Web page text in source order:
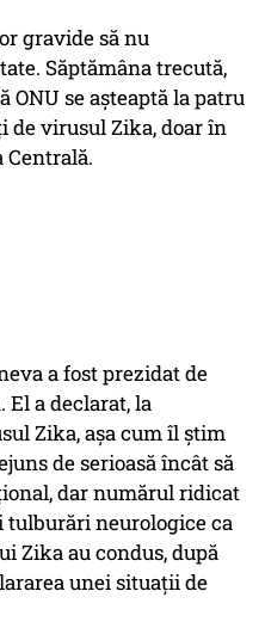
gravide să nu
Săptămâna trecută,
ONU se așteaptă la patru
de virusul Zika, doar în
Centrală.
a fost prezidat de
a declarat, la
Zika, așa cum îl știm
de serioasă încât să
dar numărul ridicat
tulburări neurologice ca
Zika au condus, după
unei situații de